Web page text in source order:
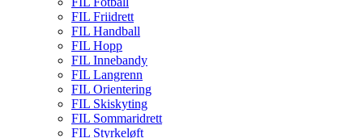
FIL Friidrett
FIL Handball
FIL Hopp
FIL Innebandy
FIL Langrenn
FIL Orientering
FIL Skiskyting
FIL Sommaridrett
FIL Styrkeløft